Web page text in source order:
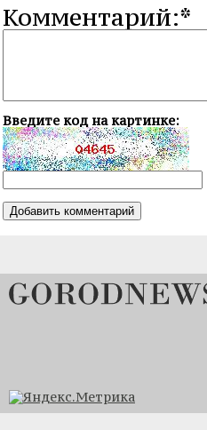
Комментарий:*
Введите код на картинке: